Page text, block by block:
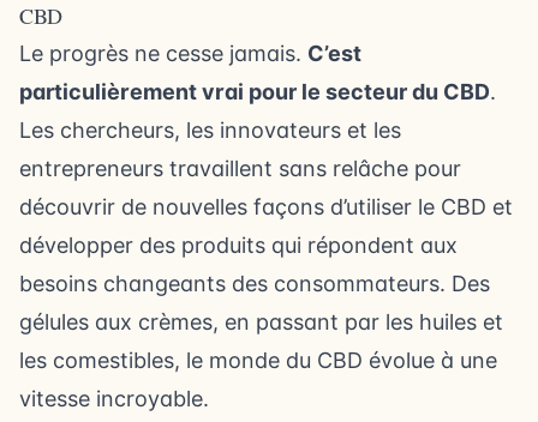
CBD
Le progrès ne cesse jamais. C’est
particulièrement vrai pour le secteur du CBD.
Les chercheurs, les innovateurs et les
entrepreneurs travaillent sans relâche pour
découvrir de nouvelles façons d’utiliser le CBD et
développer des produits qui répondent aux
besoins changeants des consommateurs. Des
gélules aux crèmes, en passant par les huiles et
les comestibles, le monde du CBD évolue à une
vitesse incroyable.